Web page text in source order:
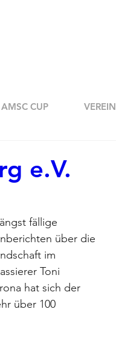
AMSC CUP VEREIN
e.V.
fällige
über die
im
Toni
hat sich der
über 100